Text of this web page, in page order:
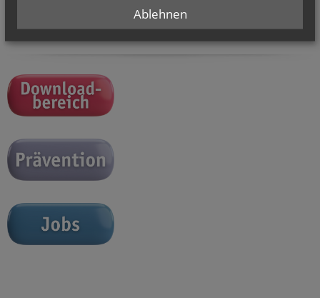
Du erreichst uns auch unter
junge.kirche@edw.or.at
Ablehnen